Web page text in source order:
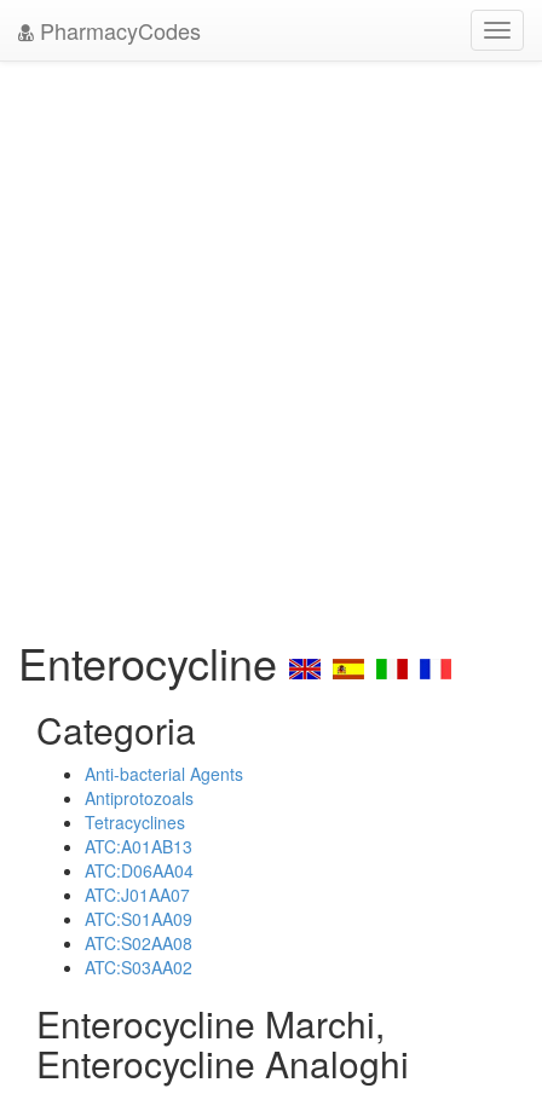
PharmacyCodes
Enterocycline
Categoria
Anti-bacterial Agents
Antiprotozoals
Tetracyclines
ATC:A01AB13
ATC:D06AA04
ATC:J01AA07
ATC:S01AA09
ATC:S02AA08
ATC:S03AA02
Enterocycline Marchi,
Enterocycline Analoghi